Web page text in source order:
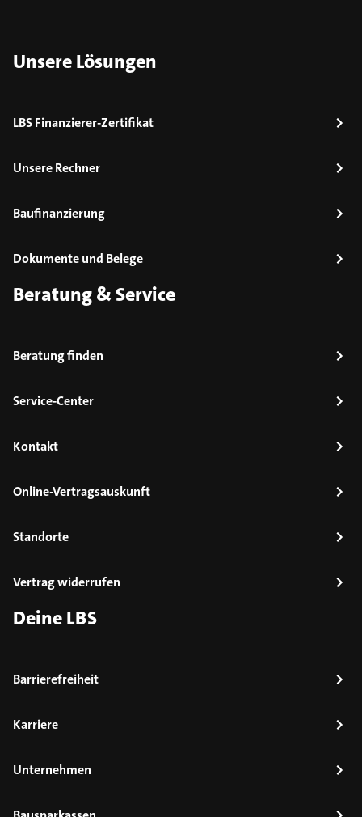
Unsere Lösungen
LBS Finanzierer-Zertifikat
Unsere Rechner
Baufinanzierung
Dokumente und Belege
Beratung & Service
Beratung finden
Service-Center
Kontakt
Online-Vertragsauskunft
Standorte
Vertrag widerrufen
Deine LBS
Barrierefreiheit
Karriere
Unternehmen